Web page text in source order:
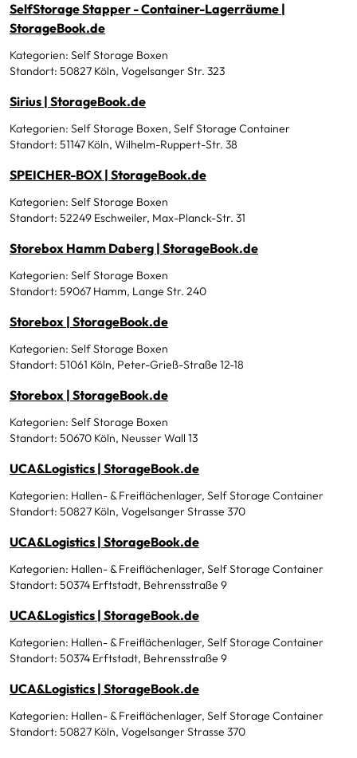
SelfStorage Stapper - Container-Lagerräume |
StorageBook.de
Kategorien: Self Storage Boxen
Standort: 50827 Köln, Vogelsanger Str. 323
Sirius | StorageBook.de
Kategorien: Self Storage Boxen, Self Storage Container
Standort: 51147 Köln, Wilhelm-Ruppert-Str. 38
SPEICHER-BOX | StorageBook.de
Kategorien: Self Storage Boxen
Standort: 52249 Eschweiler, Max-Planck-Str. 31
Storebox Hamm Daberg | StorageBook.de
Kategorien: Self Storage Boxen
Standort: 59067 Hamm, Lange Str. 240
Storebox | StorageBook.de
Kategorien: Self Storage Boxen
Standort: 51061 Köln, Peter-Grieß-Straße 12-18
Storebox | StorageBook.de
Kategorien: Self Storage Boxen
Standort: 50670 Köln, Neusser Wall 13
UCA&Logistics | StorageBook.de
Kategorien: Hallen- & Freiflächenlager, Self Storage Container
Standort: 50827 Köln, Vogelsanger Strasse 370
UCA&Logistics | StorageBook.de
Kategorien: Hallen- & Freiflächenlager, Self Storage Container
Standort: 50374 Erftstadt, Behrensstraße 9
UCA&Logistics | StorageBook.de
Kategorien: Hallen- & Freiflächenlager, Self Storage Container
Standort: 50374 Erftstadt, Behrensstraße 9
UCA&Logistics | StorageBook.de
Kategorien: Hallen- & Freiflächenlager, Self Storage Container
Standort: 50827 Köln, Vogelsanger Strasse 370